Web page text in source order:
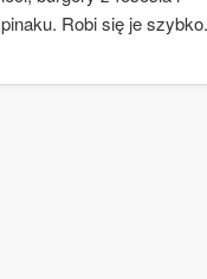
Robi się je